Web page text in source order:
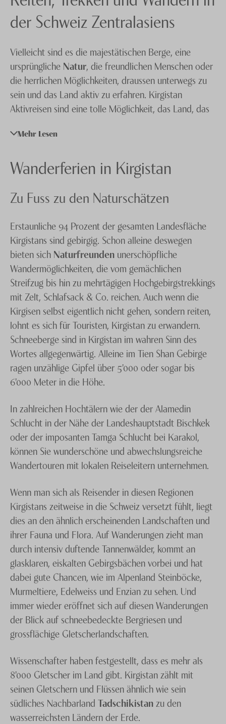
Knecht Gruppe
Impressum
Jobs
der Schweiz Zentralasiens
Vielleicht sind es die majestätischen Berge, eine
ursprüngliche Natur, die freundlichen Menschen oder
die herrlichen Möglichkeiten, draussen unterwegs zu
sein und das Land aktiv zu erfahren. Kirgistan
Aktivreisen sind eine tolle Möglichkeit, das Land, das
und nachhaltig kennenzulernen. Kirgistan ist spärlich
bewohnen dieses zentralasiatische Naturparadies.
Hier haben die Menschen und Touristen Platz zur
der Schweiz und ist geprägt von imposanten
Bergwelten, hochaufragenden Gipfeln, unermesslichen
Gletscherlandschaften, hochalpinen Ebenen und
tiefgefurchten Canyons. Im Durchschnitt liegt
Kirgistan auf mehr als 2'500 Meter über Meer,
Dutzende Bergketten ragen allerdings gegen den
Himmel.
Der imposanteste Gipfel von allen ist der Dschengisch
Tschokusu, mit 7'439 Metern der höchste Berg
Kirgistans. Es verwundert nicht, dass Kirgistan ein
zunehmend populäres Reiseland ist – auch bei
Schweizer Trekking- und Naturfreunden.
Abenteuerlustige zieht die Einsamkeit in der Weite der
kirgisischen Natur weitab vom Touristenstrom an. Wer
alpine Herausforderungen sucht, findet diese im
Pamir sowie dem Tienschan Gebirge, zwei wahrhafte
Bergsteiger-Eldorados. Zwar ist die Infrastruktur in
einigen Regionen noch ausbaufähig.
Aber dieses ursprüngliche Land der Nomaden mit
ihrer traditionellen Lebensweise, welche die Menschen
insbesondere seit der Unabhängigkeit des Landes
Anfang der 1990er-Jahre wiederaufleben liessen,
begeistert zunehmend Reisende aus aller Welt.
Wenn Sie Kirgistan schon immer auf einem durch
lokale Reiseleiter geführten Trekking, dem Rücken
robuster Pferde oder bei einer Übernachtung in
Jurten
bei Nomadenvölkern erleben wollten, sind
Kirgistan Aktivferien das Richtige für Sie. Lassen Sie
sich von unserenSpezialisten beraten, die Ihnen
gerne auch ein unverbindliches Angebot unterbreiten.
Mehr Lesen
Wanderferien in Kirgistan
Zu Fuss zu den Naturschätzen
Erstaunliche 94 Prozent der gesamten Landesfläche
Kirgistans sind gebirgig. Schon alleine deswegen
bieten sich Naturfreunden unerschöpfliche
Wandermöglichkeiten, die vom gemächlichen
Streifzug bis hin zu mehrtägigen Hochgebirgstrekkings
mit Zelt, Schlafsack & Co. reichen. Auch wenn die
Kirgisen selbst eigentlich nicht gehen, sondern reiten,
lohnt es sich für Touristen, Kirgistan zu erwandern.
Schneeberge sind in Kirgistan im wahren Sinn des
Wortes allgegenwärtig. Alleine im Tien Shan Gebirge
ragen unzählige Gipfel über 5'000 oder sogar bis
6'000 Meter in die Höhe.
In zahlreichen Hochtälern wie der der Alamedin
Schlucht in der Nähe der Landeshauptstadt Bischkek
oder der imposanten Tamga Schlucht bei Karakol,
können Sie wunderschöne und abwechslungsreiche
Wandertouren mit lokalen Reiseleitern unternehmen.
Wenn man sich als Reisender in diesen Regionen
Kirgistans zeitweise in die Schweiz versetzt fühlt, liegt
dies an den ähnlich erscheinenden Landschaften und
ihrer Fauna und Flora. Auf Wanderungen zieht man
durch intensiv duftende Tannenwälder, kommt an
glasklaren, eiskalten Gebirgsbächen vorbei und hat
dabei gute Chancen, wie im Alpenland Steinböcke,
Murmeltiere, Edelweiss und Enzian zu sehen. Und
immer wieder eröffnet sich auf diesen Wanderungen
der Blick auf schneebedeckte Bergriesen und
grossflächige Gletscherlandschaften.
Wissenschafter haben festgestellt, dass es mehr als
8'000 Gletscher im Land gibt. Kirgistan zählt mit
seinen Gletschern und Flüssen ähnlich wie sein
südliches Nachbarland Tadschikistan zu den
wasserreichsten Ländern der Erde.